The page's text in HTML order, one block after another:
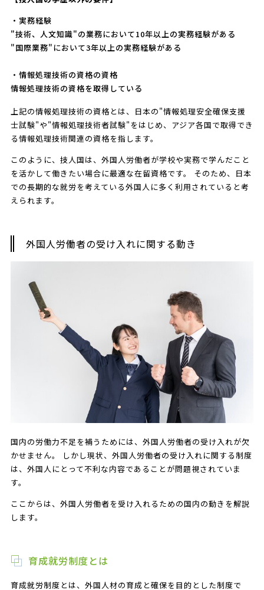
・実務経験
"技術、人文知識"の業務において10年以上の実務経験がある
"国際業務"において3年以上の実務経験がある
・情報処理技術の資格の資格
情報処理技術の資格を取得している
上記の情報処理技術の資格とは、日本の"情報処理安全確保支援
士試験"や"情報処理技術者試験"をはじめ、アジア各国で取得でき
る情報処理技術関連の資格を指します。
このように、技人国は、外国人労働者が学校や実務で学んだこと
を活かして働きたい場合に最適な在留資格です。 そのため、日本
での長期的な就労を考えている外国人に多く利用されていると考
えられます。
外国人労働者の受け入れに関する動き
国内の労働力不足を補うためには、外国人労働者の受け入れが欠
かせません。 しかし現状、外国人労働者の受け入れに関する制度
は、外国人にとって不利な内容であることが問題視されていま
す。
ここからは、外国人労働者を受け入れるための国内の動きを解説
します。
育成就労制度とは
育成就労制度とは、外国人材の育成と確保を目的とした制度で